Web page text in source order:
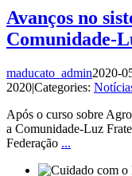
Avanços no
Comunidade-
maducato_admin2020-
2020|Categories:
Após o curso sobre
a Comunidade-Luz
Federação ...